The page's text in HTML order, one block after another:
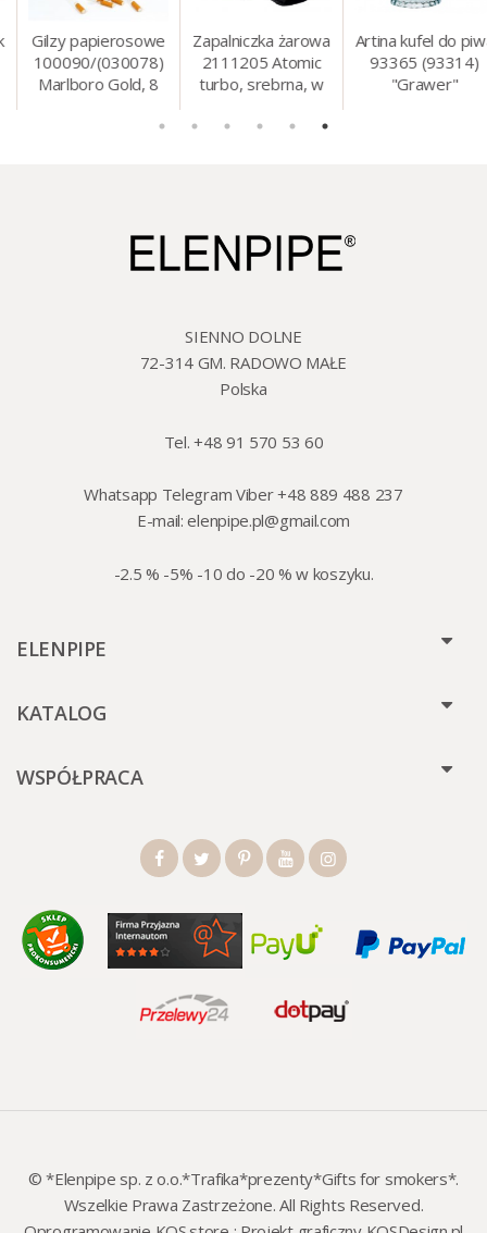
Gilzy papierosowe
100090/(030078)
Marlboro Gold, 8
Zapalniczka żarowa
2111205 Atomic
turbo, srebrna, w
Artina kufel do piwa
93365 (93314)
"Grawer"
szklo/cyna, 425 ml,
SIENNO DOLNE
72-314 GM. RADOWO MAŁE
Polska
Tel. +48 91 570 53 60
Whatsapp Telegram Viber +48 889 488 237
E-mail:elenpipe.pl@gmail.com
-2.5 % -5% -10 do -20 % w koszyku.
ELENPIPE
KATALOG
WSPÓŁPRACA
© *Elenpipe sp. z o.o.*Trafika*prezenty*Gifts for smokers*.
Wszelkie Prawa Zastrzeżone. All Rights Reserved.